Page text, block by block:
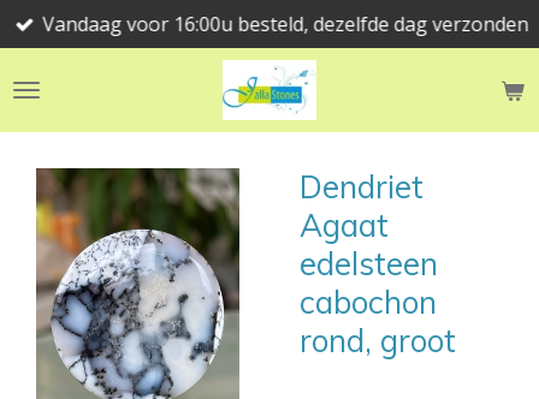
Ga
direct
naar
Vandaag voor 16:00u besteld, dezelfde dag verzonden
Dendriet
Agaat
edelsteen
cabochon
rond, groot